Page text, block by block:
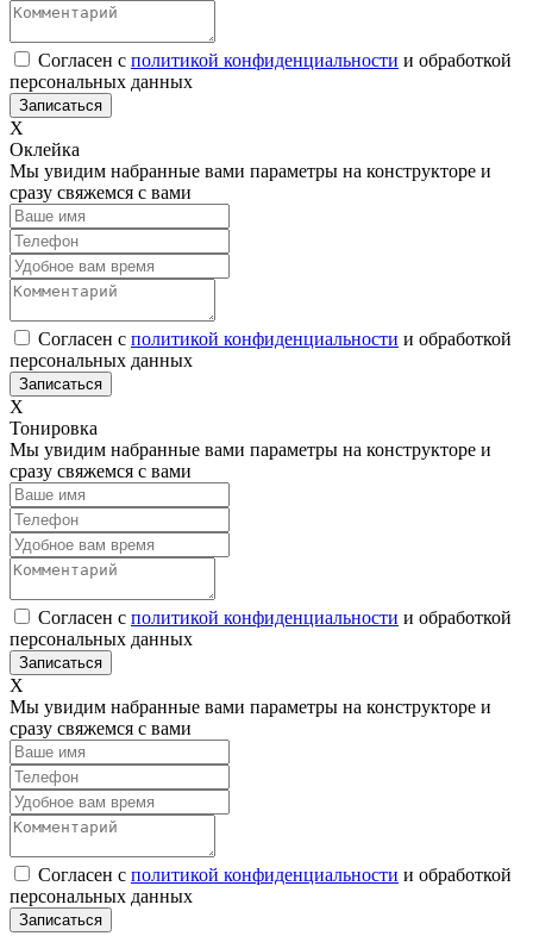
Согласен с политикой конфиденциальности и обработкой
персональных данных
Х
Оклейка
Мы увидим набранные вами параметры на конструкторе и
сразу свяжемся с вами
Согласен с политикой конфиденциальности и обработкой
персональных данных
Х
Тонировка
Мы увидим набранные вами параметры на конструкторе и
сразу свяжемся с вами
Согласен с политикой конфиденциальности и обработкой
персональных данных
Х
Мы увидим набранные вами параметры на конструкторе и
сразу свяжемся с вами
Согласен с политикой конфиденциальности и обработкой
персональных данных